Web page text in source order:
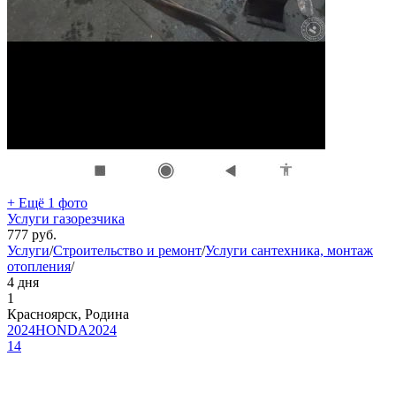
+ Ещё 1 фото
Услуги газорезчика
777 руб.
Услуги/Строительство и ремонт/Услуги сантехника, монтаж
отопления/
4 дня
1
Красноярск, Родина
2024HONDA2024
14